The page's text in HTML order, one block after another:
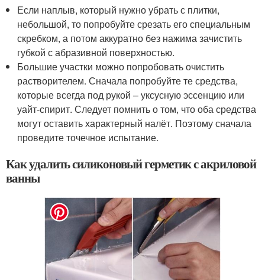
Если наплыв, который нужно убрать с плитки,
небольшой, то попробуйте срезать его специальным
скребком, а потом аккуратно без нажима зачистить
губкой с абразивной поверхностью.
Большие участки можно попробовать очистить
растворителем. Сначала попробуйте те средства,
которые всегда под рукой – уксусную эссенцию или
уайт-спирит. Следует помнить о том, что оба средства
могут оставить характерный налёт. Поэтому сначала
проведите точечное испытание.
Как удалить силиконовый герметик с акриловой
ванны